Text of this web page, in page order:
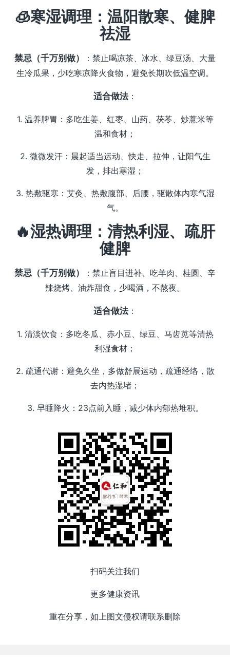
🧊寒湿调理：温阳散寒、健脾
祛湿
禁忌（千万别做）
：禁止喝凉茶、冰水、绿豆汤、大量
生冷瓜果，少吃寒凉降火食物，避免长期吹低温空调。
适合做法 ：
1. 温养脾胃：多吃生姜、红枣、山药、茯苓、炒薏米等
温和食材；
2. 微微发汗：晨起适当运动、快走、拉伸，让阳气生
发，排出寒湿；
3. 热敷驱寒：艾灸、热敷腹部、后腰，驱散体内寒气湿
气。
🔥湿热调理：清热利湿、疏肝
健脾
禁忌（千万别做）
：禁止盲目进补、吃羊肉、桂圆、辛
辣烧烤、油炸甜食，少喝酒，不熬夜。
适合做法 ：
1. 清淡饮食：多吃冬瓜、赤小豆、绿豆、马齿苋等清热
利湿食材；
2. 疏通代谢：避免久坐，多做舒展运动，疏通经络，散
去内热湿堵；
3. 早睡降火：23点前入睡，减少体内郁热堆积。
扫码关注我们
更多健康资讯
重在分享，如上图文侵权请联系删除